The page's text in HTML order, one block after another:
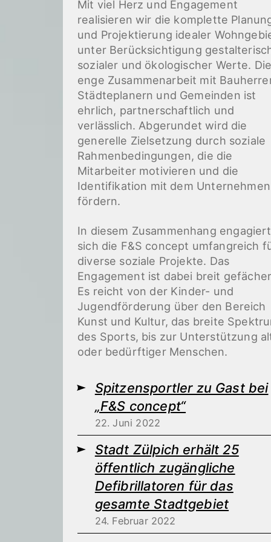
Mit viel Herz und Engagement
realisieren wir die komplette
und Projektierung idealer
unter Berücksichtigung
sozialer und ökologischer Werte. Die
enge Zusammenarbeit mit
Städteplanern und Gemeinden ist
ehrlich, partnerschaftlich und
verlässlich. Abgerundet wird die
generelle Zielsetzung durch soziale
Rahmenbedingungen, die die
Mitarbeiter motivieren und die
Identifikation mit dem Unternehmen
fördern.
In diesem Zusammenhang engagiert
sich die F&S concept umfangreich
diverse soziale Projekte. Das
Engagement ist dabei breit
Es reicht von der Kinder- und
Jugendförderung über den Bereich
Kunst und Kultur, das breite
des Sports, bis zur Unterstützung
oder bedürftiger Menschen.
Spitzensportler zu Gast bei
„F&S concept“
22. Juni 2022
Stadt Zülpich erhält 25
öffentlich zugängliche
Defibrillatoren für das
gesamte Stadtgebiet
24. Februar 2022